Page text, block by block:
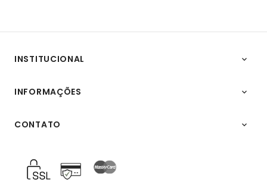
INSTITUCIONAL 
INFORMAÇÕES 
CONTATO 